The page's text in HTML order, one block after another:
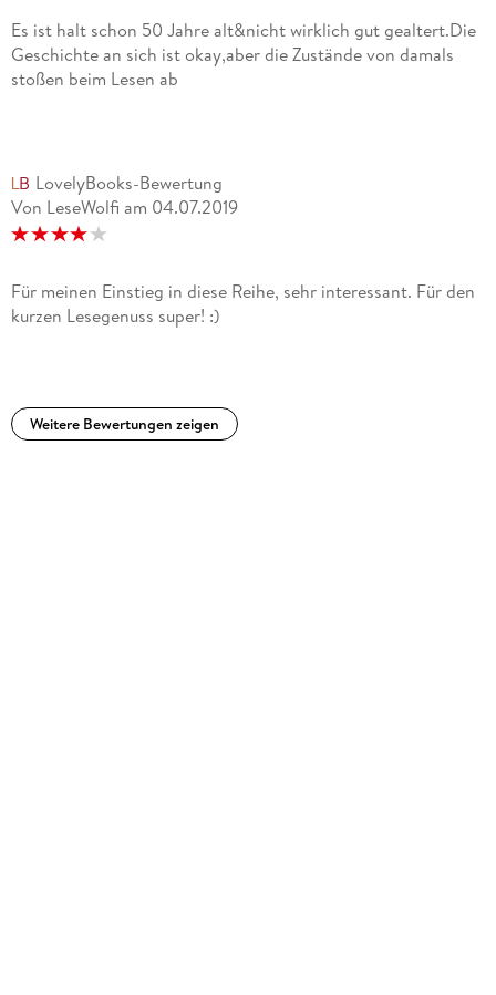
Es ist halt schon 50 Jahre alt&nicht wirklich gut gealtert.Die
Geschichte an sich ist okay,aber die Zustände von damals
stoßen beim Lesen ab
LovelyBooks-Bewertung
Von LeseWolfi am 04.07.2019
Für meinen Einstieg in diese Reihe, sehr interessant. Für den
kurzen Lesegenuss super! :)
Weitere Bewertungen zeigen